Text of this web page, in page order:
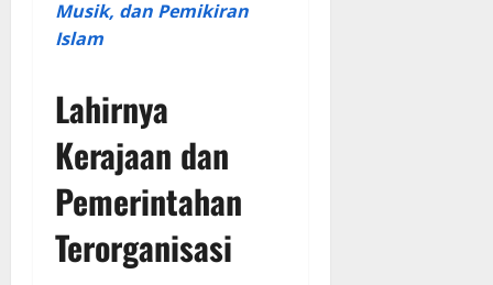
Musik, dan Pemikiran
Islam
Lahirnya
Kerajaan dan
Pemerintahan
Terorganisasi